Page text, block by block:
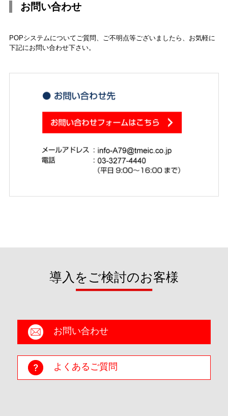
お問い合わせ
POPシステムについてご質問、ご不明点等ございましたら、お気軽に
下記にお問い合わせ下さい。
導入をご検討のお客様
お問い合わせ
よくあるご質問